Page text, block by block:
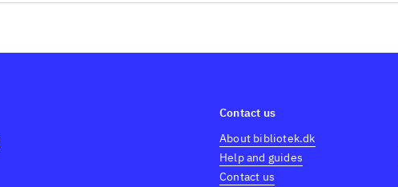
Contact us
About bibliotek.dk
Help and guides
Contact us